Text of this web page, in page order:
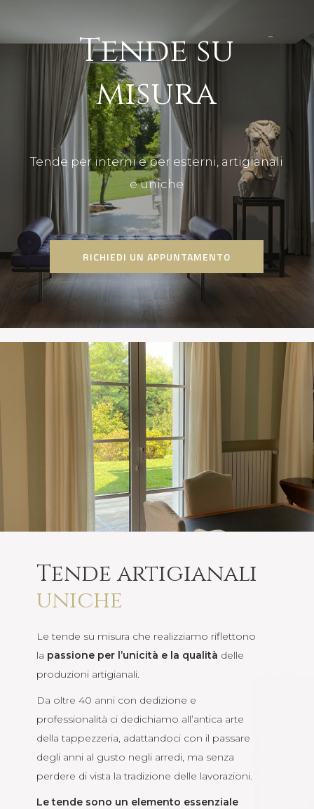
Tendesu
misura
Tende per interni e per esterni, artigianali
e uniche
RICHIEDI UN APPUNTAMENTO
Tende artigianali
uniche
Le tende su misura che realizziamo riflettono
la passione per l’unicità e la qualità delle
produzioni artigianali.
Da oltre 40 annicon dedizione e
professionalità ci dedichiamo all’antica arte
della tappezzeria, adattandoci con il passare
degli anni al gusto negli arredi, ma senza
perdere di vista la tradizione delle lavorazioni.
Le tende sono un elemento essenziale